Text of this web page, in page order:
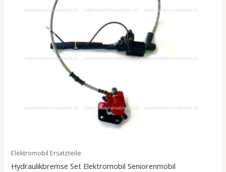
Elektromobil Ersatzteile
Hydraulikbremse Set Elektromobil Seniorenmobil